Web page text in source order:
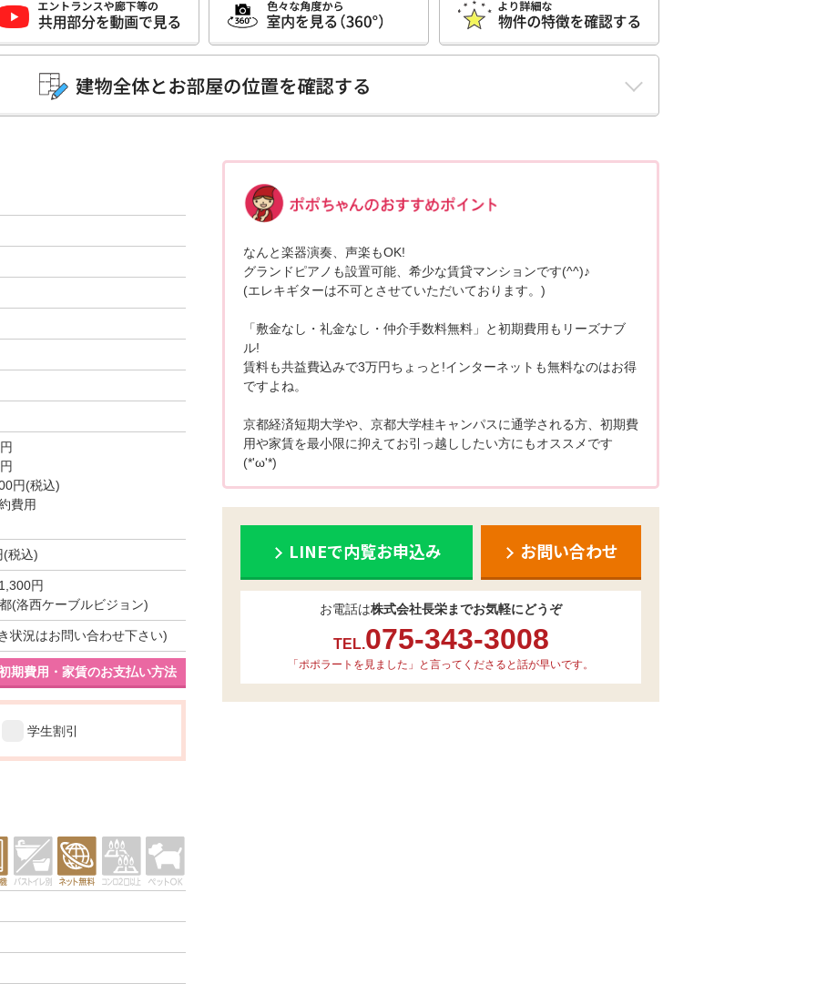
円(税込)
費用
(税込)
円
(洛西ケーブルビジョン)
状況はお問い合わせ下さい)
期費用・家賃のお支払い方法
学生割引
なんと楽器演奏、声楽もOK!
グランドピアノも設置可能、希少な賃貸マンションです(^^)♪
(エレキギターは不可とさせていただいております。)
「敷金なし・礼金なし・仲介手数料無料」と初期費用もリーズナブ
ル!
賃料も共益費込みで3万円ちょっと!インターネットも無料なのはお得
ですよね。
京都経済短期大学や、京都大学桂キャンパスに通学される方、初期費
用や家賃を最小限に抑えてお引っ越ししたい方にもオススメです
(*'ω'*)
LINEで内覧お申込み お問い合わせ
お電話は株式会社長栄までお気軽にどうぞ
TEL.075-343-3008
「ポポラートを見ました」と言ってくださると話が早いです。